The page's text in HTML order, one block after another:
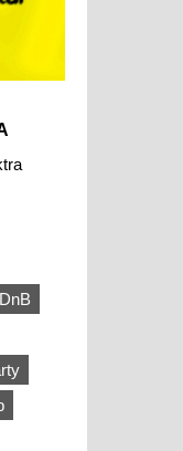
DnB